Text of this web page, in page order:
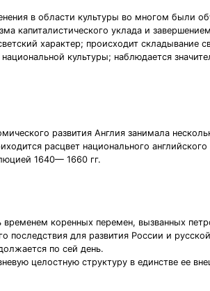
в области культуры во многом были
капиталистического уклада и
характер; происходит складывание
культуры; наблюдается
развития Англия занимала
расцвет национального
1640— 1660 гг.
временем коренных перемен, вызванных
последствия для развития России и
по сей день.
целостную структуру в единстве ее